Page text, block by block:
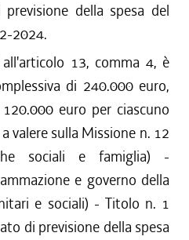
della spesa del
2024.
13, comma 4, è
di 240.000 euro,
euro per ciascuno
valere sulla Missione n. 12
sociali e famiglia) -
e governo della
e sociali) - Titolo n. 1
di previsione della spesa